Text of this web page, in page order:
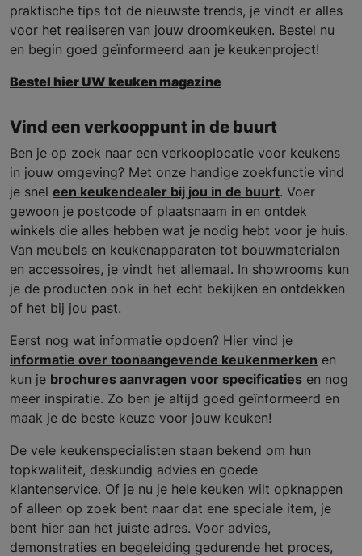
praktische tips tot de nieuwste trends, je vindt er alles
voor het realiseren van jouw droomkeuken. Bestel nu
en begin goed geïnformeerd aan je keukenproject!
Bestel hier UW keuken magazine
Vind een verkooppunt in de buurt
Ben je op zoek naar een verkooplocatie voor keukens
in jouw omgeving? Met onze handige zoekfunctie vind
je snel een keukendealer bij jou in de buurt. Voer
gewoon je postcode of plaatsnaam in en ontdek
winkels die alles hebben wat je nodig hebt voor je huis.
Van meubels en keukenapparaten tot bouwmaterialen
en accessoires, je vindt het allemaal. In showrooms kun
je de producten ook in het echt bekijken en ontdekken
of het bij jou past.
Eerst nog wat informatie opdoen? Hier vind je
informatie over toonaangevende keukenmerken en
kun je brochures aanvragen voor specificaties en nog
meer inspiratie. Zo ben je altijd goed geïnformeerd en
maak je de beste keuze voor jouw keuken!
De vele keukenspecialisten staan bekend om hun
topkwaliteit, deskundig advies en goede
klantenservice. Of je nu je hele keuken wilt opknappen
of alleen op zoek bent naar dat ene speciale item, je
bent hier aan het juiste adres. Voor advies,
demonstraties en begeleiding gedurende het proces,